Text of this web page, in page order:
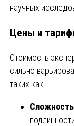
научных
Цены и
Стоимость
сильно
таких как: